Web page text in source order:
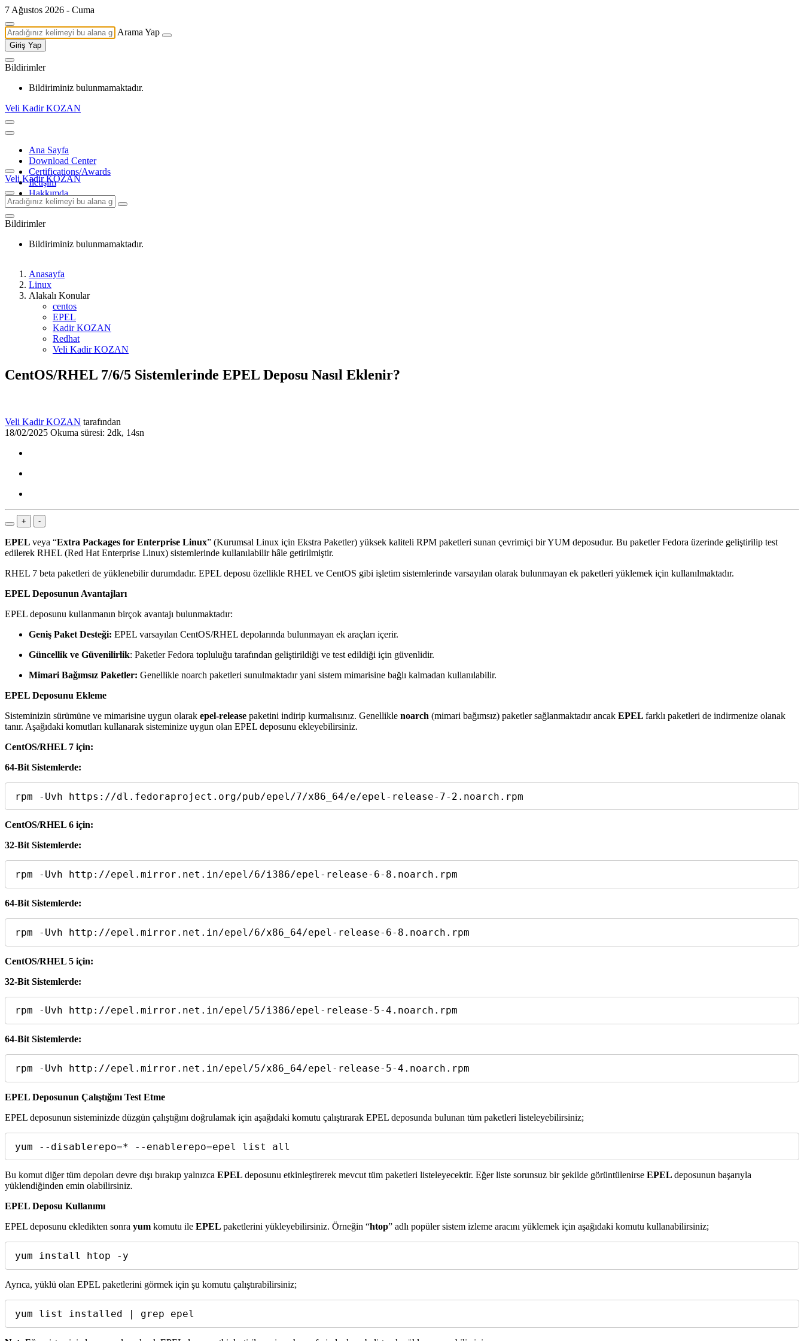
7 Ağustos 2026 - Cuma
Arama Yap
Giriş Yap
Bildirimler
Bildiriminiz bulunmamaktadır.
Veli Kadir KOZAN
Ana Sayfa
Download Center
Certifications/Awards
İletişim
Hakkımda
Veli Kadir KOZAN
Bildirimler
Bildiriminiz bulunmamaktadır.
Anasayfa
Linux
Alakalı Konular
centos
EPEL
Kadir KOZAN
Redhat
Veli Kadir KOZAN
CentOS/RHEL 7/6/5 Sistemlerinde EPEL Deposu Nasıl Eklenir?
Veli Kadir KOZAN tarafından
18/02/2025 Okuma süresi: 2dk, 14sn
+ -
EPEL veya “Extra Packages for Enterprise Linux” (Kurumsal Linux için Ekstra Paketler) yüksek kaliteli RPM paketleri sunan çevrimiçi bir YUM deposudur. Bu paketler Fedora üzerinde geliştirilip test
edilerek RHEL (Red Hat Enterprise Linux) sistemlerinde kullanılabilir hâle getirilmiştir.
RHEL 7 beta paketleri de yüklenebilir durumdadır. EPEL deposu özellikle RHEL ve CentOS gibi işletim sistemlerinde varsayılan olarak bulunmayan ek paketleri yüklemek için kullanılmaktadır.
EPEL Deposunun Avantajları
EPEL deposunu kullanmanın birçok avantajı bulunmaktadır:
Geniş Paket Desteği: EPEL varsayılan CentOS/RHEL depolarında bulunmayan ek araçları içerir.
Güncellik ve Güvenilirlik: Paketler Fedora topluluğu tarafından geliştirildiği ve test edildiği için güvenlidir.
Mimari Bağımsız Paketler: Genellikle noarch paketleri sunulmaktadır yani sistem mimarisine bağlı kalmadan kullanılabilir.
EPEL Deposunu Ekleme
Sisteminizin sürümüne ve mimarisine uygun olarak epel-release paketini indirip kurmalısınız. Genellikle noarch (mimari bağımsız) paketler sağlanmaktadır ancak EPEL farklı paketleri de indirmenize olanak
tanır. Aşağıdaki komutları kullanarak sisteminize uygun olan EPEL deposunu ekleyebilirsiniz.
CentOS/RHEL 7 için:
64-Bit Sistemlerde:
rpm -Uvh https://dl.fedoraproject.org/pub/epel/7/x86_64/e/epel-release-7-2.noarch.rpm
CentOS/RHEL 6 için:
32-Bit Sistemlerde:
rpm -Uvh http://epel.mirror.net.in/epel/6/i386/epel-release-6-8.noarch.rpm
64-Bit Sistemlerde:
rpm -Uvh http://epel.mirror.net.in/epel/6/x86_64/epel-release-6-8.noarch.rpm
CentOS/RHEL 5 için:
32-Bit Sistemlerde:
rpm -Uvh http://epel.mirror.net.in/epel/5/i386/epel-release-5-4.noarch.rpm
64-Bit Sistemlerde:
rpm -Uvh http://epel.mirror.net.in/epel/5/x86_64/epel-release-5-4.noarch.rpm
EPEL Deposunun Çalıştığını Test Etme
EPEL deposunun sisteminizde düzgün çalıştığını doğrulamak için aşağıdaki komutu çalıştırarak EPEL deposunda bulunan tüm paketleri listeleyebilirsiniz;
yum --disablerepo=* --enablerepo=epel list all
Bu komut diğer tüm depoları devre dışı bırakıp yalnızca EPEL deposunu etkinleştirerek mevcut tüm paketleri listeleyecektir. Eğer liste sorunsuz bir şekilde görüntülenirse EPEL deposunun başarıyla
yüklendiğinden emin olabilirsiniz.
EPEL Deposu Kullanımı
EPEL deposunu ekledikten sonra yum komutu ile EPEL paketlerini yükleyebilirsiniz. Örneğin “htop” adlı popüler sistem izleme aracını yüklemek için aşağıdaki komutu kullanabilirsiniz;
yum install htop -y
Ayrıca, yüklü olan EPEL paketlerini görmek için şu komutu çalıştırabilirsiniz;
yum list installed | grep epel